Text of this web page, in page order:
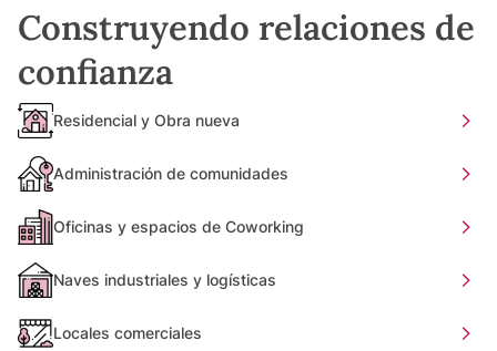
Construyendo relaciones de
confianza
Residencial y Obra nueva
Administración de comunidades
Oficinas y espacios de Coworking
Naves industriales y logísticas
Locales comerciales